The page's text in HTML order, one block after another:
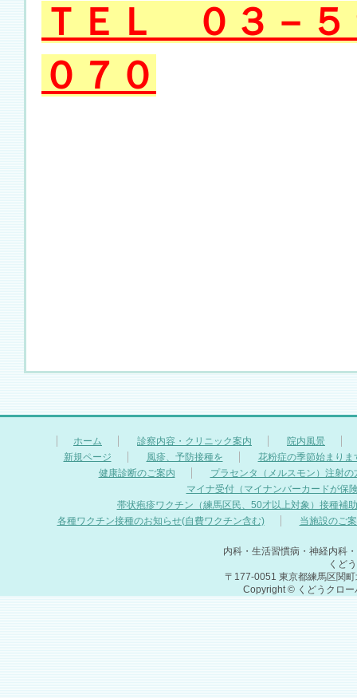
ＴＥＬ ０３－５
０７０
ホーム 診察内容・クリニック案内
院内風景
新規ページ
風疹、予防接種を
花粉症の季節始まりま
健康診断のご案内
プラセンタ（メルスモン）注射の
マイナ受付（マイナンバーカードが保
帯状疱疹ワクチン（練馬区民、50才以上対象）接種補
各種ワクチン接種のお知らせ(自費ワクチン含む)
当施設のご
内科・生活習慣病・神経内科
くど
〒177-0051 東京都練馬区関
Copyright © くどうクロ